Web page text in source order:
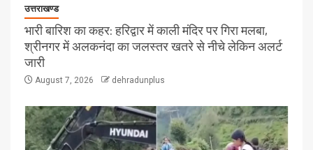
उत्तराखण्ड
भारी बारिश का कहर: हरिद्वार में काली मंदिर पर गिरा मलबा,
श्रीनगर में अलकनंदा का जलस्तर खतरे से नीचे लेकिन अलर्ट
जारी
August 7, 2026 dehradunplus